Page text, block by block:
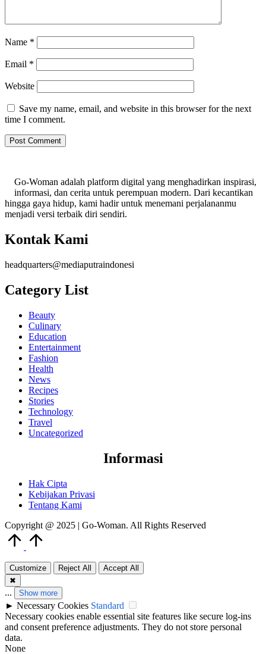
Name *
Email *
Website
Save my name, email, and website in this browser for the next
time I comment.
Go-Woman adalah platform digital yang menghadirkan inspirasi,
informasi, dan cerita untuk perempuan modern. Dari kecantikan
hingga gaya hidup, kami hadir untuk menemani perjalananmu
menjadi versi terbaik diri sendiri.
Kontak Kami
headquarters@mediaputraindonesi
Category List
Beauty
Culinary
Education
Entertainment
Fashion
Health
News
Recipes
Stories
Technology
Travel
Uncategorized
Informasi
Hak Cipta
Kebijakan Privasi
Tentang Kami
Copyright @ 2025 | Go-Woman. All Rights Reserved
Customize Reject All
Accept All
✖
... Show more
► Necessary Cookies Standard
Necessary cookies enable essential site features like secure log-ins
and consent preference adjustments. They do not store personal
data.
None